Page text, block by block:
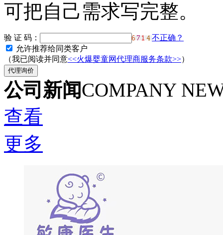
可把自己需求写完整。
验 证 码：
不正确？
允许推荐给同类客户
（我已阅读并同意<<火爆婴童网代理商服务条款>>）
公司新闻COMPANY
查看
更多